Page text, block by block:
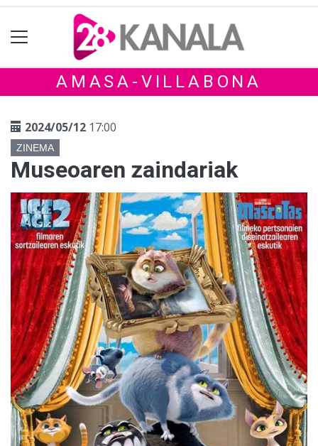
AMASA-VILLABONA
2024/05/12 17:00
ZINEMA
Museoaren zaindariak